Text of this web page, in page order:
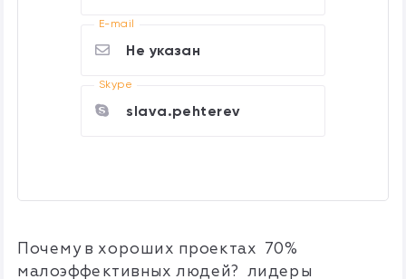
E-mail
Не указан
Skype
slava.pehterev
Почему в хороших проектах 70%
малоэффективных людей? лидеры